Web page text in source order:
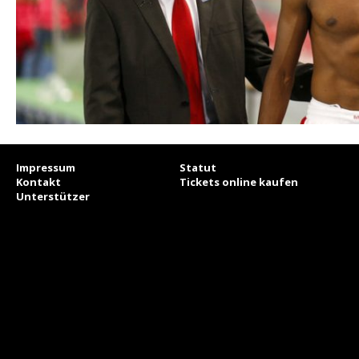
Impressum
Statut
Kontakt
Tickets online kaufen
Unterstützer